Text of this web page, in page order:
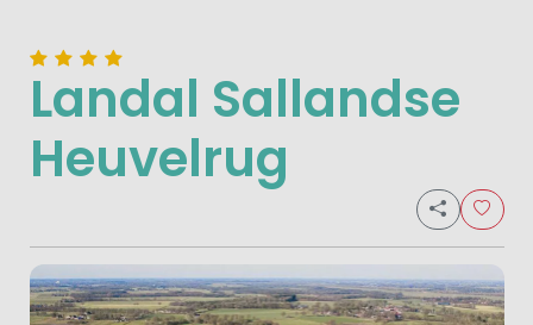
Landal Sallandse
Heuvelrug